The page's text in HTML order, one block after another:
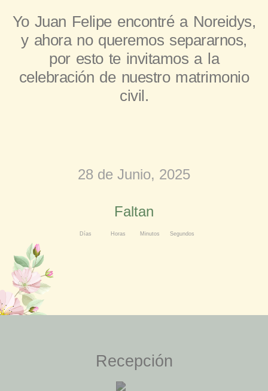
Yo Juan Felipe encontré a Noreidys,
y ahora no queremos separarnos,
por esto te invitamos a la
celebración de nuestro matrimonio
civil.
28 de Junio, 2025
Faltan
Días Horas Minutos Segundos
Recepción